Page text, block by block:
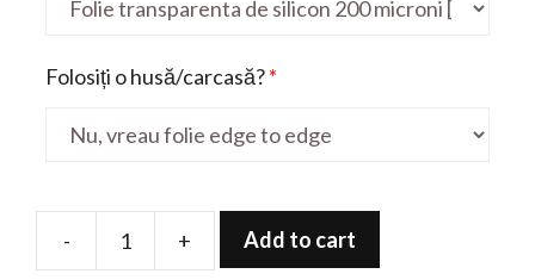
Folosiți o husă/carcasă?*
-
Folie
+ Add to cart